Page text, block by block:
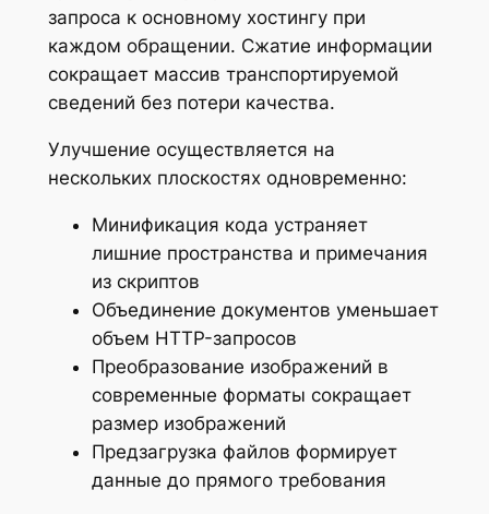
запроса к основному хостингу при
каждом обращении. Сжатие информации
сокращает массив транспортируемой
сведений без потери качества.
Улучшение осуществляется на
нескольких плоскостях одновременно:
Минификация кода устраняет
лишние пространства и примечания
из скриптов
Объединение документов уменьшает
объем HTTP-запросов
Преобразование изображений в
современные форматы сокращает
размер изображений
Предзагрузка файлов формирует
данные до прямого требования